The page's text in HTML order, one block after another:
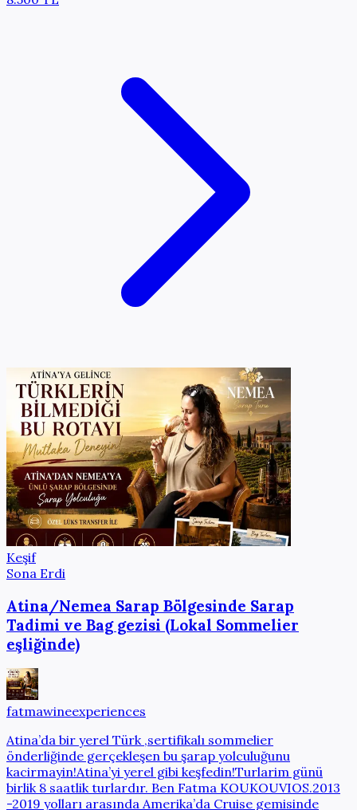
Keşif
Sona Erdi
Atina/Nemea Sarap Bölgesinde Sarap
Tadimi ve Bag gezisi (Lokal Sommelier
eşliğinde)
fatmawineexperiences
Atina’da bir yerel Türk ,sertifikalı sommelier
önderliğinde gerçekleşen bu şarap yolculuğunu
kacirmayin!Atina’yi yerel gibi keşfedin!Turlarim günü
birlik 8 saatlik turlardır. Ben Fatma KOUKOUVIOS.2013
-2019 yolları arasında Amerika’da Cruise gemisinde